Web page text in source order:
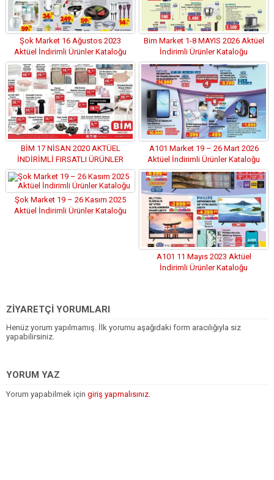
Şok Market 16 Ağustos 2023
Aktüel İndirimli Ürünler Kataloğu
Bim Market 1-8 MAYIS 2026 Aktüel
İndirimli Ürünler Kataloğu
BİM 17 NİSAN 2020 AKTÜEL
İNDİRİMLİ FIRSATLI ÜRÜNLER
KATALOĞU
A101 Market 19 – 26 Mart 2026
Aktüel İndirimli Ürünler Kataloğu
Şok Market 19 – 26 Kasım 2025
Aktüel İndirimli Ürünler Kataloğu
A101 11 Mayıs 2023 Aktüel
İndirimli Ürünler Kataloğu
ZİYARETÇİ YORUMLARI
Henüz yorum yapılmamış. İlk yorumu aşağıdaki form aracılığıyla siz
yapabilirsiniz.
YORUM YAZ
Yorum yapabilmek için giriş yapmalısınız